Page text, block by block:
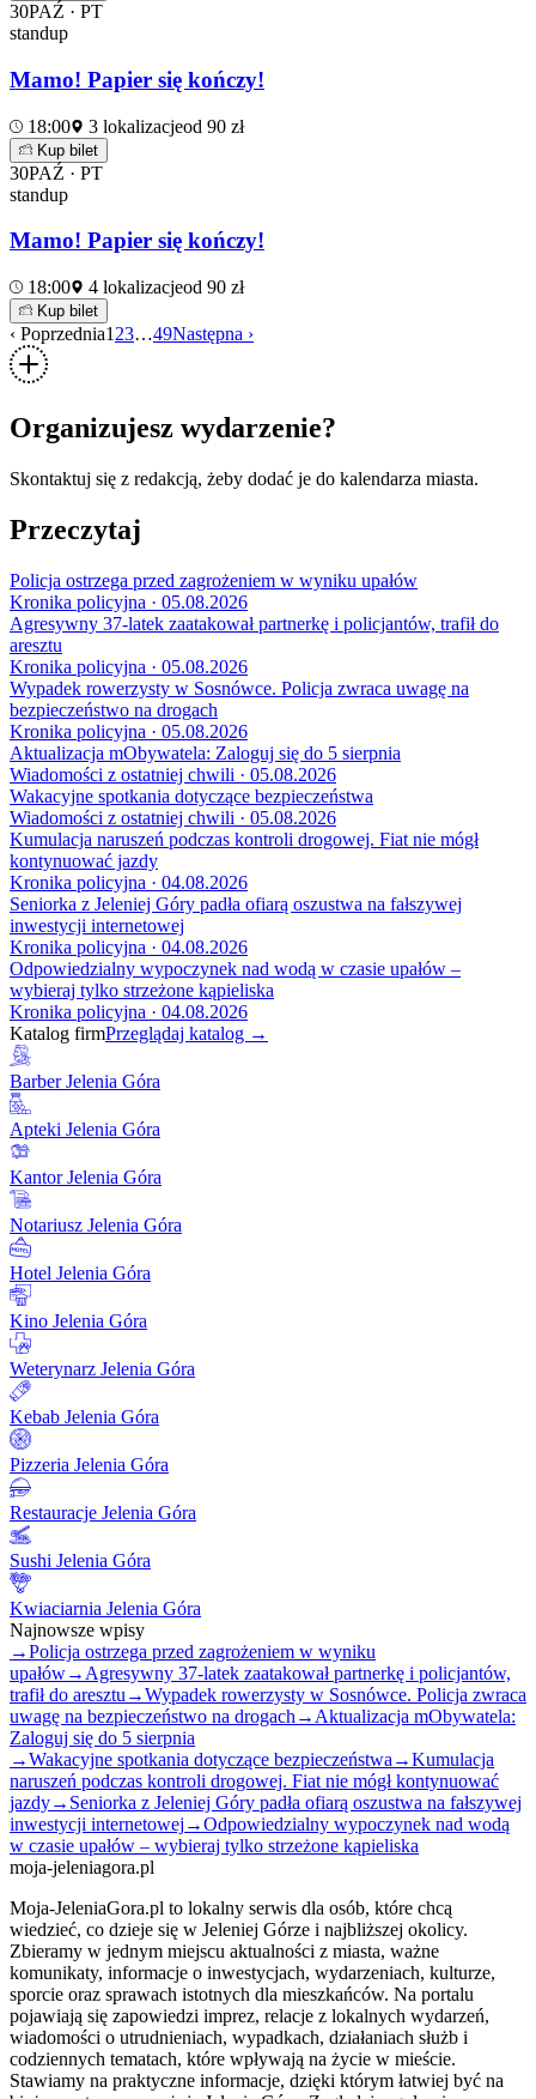
30PAŹ · PT
standup
Mamo! Papier się kończy!
18:00 3 lokalizacjeod 90 zł
Kup bilet
30PAŹ · PT
standup
Mamo! Papier się kończy!
18:00 4 lokalizacjeod 90 zł
Kup bilet
‹ Poprzednia1 23…49Następna ›
Organizujesz wydarzenie?
Skontaktuj się z redakcją, żeby dodać je do kalendarza miasta.
Przeczytaj
Policja ostrzega przed zagrożeniem w wyniku upałów
Kronika policyjna · 05.08.2026
Agresywny 37-latek zaatakował partnerkę i policjantów, trafił do
aresztu
Kronika policyjna · 05.08.2026
Wypadek rowerzysty w Sosnówce. Policja zwraca uwagę na
bezpieczeństwo na drogach
Kronika policyjna · 05.08.2026
Aktualizacja mObywatela: Zaloguj się do 5 sierpnia
Wiadomości z ostatniej chwili · 05.08.2026
Wakacyjne spotkania dotyczące bezpieczeństwa
Wiadomości z ostatniej chwili · 05.08.2026
Kumulacja naruszeń podczas kontroli drogowej. Fiat nie mógł
kontynuować jazdy
Kronika policyjna · 04.08.2026
Seniorka z Jeleniej Góry padła ofiarą oszustwa na fałszywej
inwestycji internetowej
Kronika policyjna · 04.08.2026
Odpowiedzialny wypoczynek nad wodą w czasie upałów –
wybieraj tylko strzeżone kąpieliska
Kronika policyjna · 04.08.2026
Katalog firmPrzeglądaj katalog →
Barber Jelenia Góra
Apteki Jelenia Góra
Kantor Jelenia Góra
Notariusz Jelenia Góra
Hotel Jelenia Góra
Kino Jelenia Góra
Weterynarz Jelenia Góra
Kebab Jelenia Góra
Pizzeria Jelenia Góra
Restauracje Jelenia Góra
Sushi Jelenia Góra
Kwiaciarnia Jelenia Góra
Najnowsze wpisy
→Policja ostrzega przed zagrożeniem w wyniku
upałów→ Agresywny 37-latek zaatakował partnerkę i policjantów,
trafił do aresztu →Wypadek rowerzysty w Sosnówce. Policja zwraca
uwagę na bezpieczeństwo na drogach → Aktualizacja mObywatela:
Zaloguj się do 5 sierpnia
→Wakacyjne spotkania dotyczące bezpieczeństwa →Kumulacja
naruszeń podczas kontroli drogowej. Fiat nie mógł kontynuować
jazdy→ Seniorka z Jeleniej Góry padła ofiarą oszustwa na fałszywej
inwestycji internetowej →Odpowiedzialny wypoczynek nad wodą
w czasie upałów – wybieraj tylko strzeżone kąpieliska
moja-jeleniagora.pl
Moja-JeleniaGora.pl to lokalny serwis dla osób, które chcą
wiedzieć, co dzieje się w Jeleniej Górze i najbliższej okolicy.
Zbieramy w jednym miejscu aktualności z miasta, ważne
komunikaty, informacje o inwestycjach, wydarzeniach, kulturze,
sporcie oraz sprawach istotnych dla mieszkańców. Na portalu
pojawiają się zapowiedzi imprez, relacje z lokalnych wydarzeń,
wiadomości o utrudnieniach, wypadkach, działaniach służb i
codziennych tematach, które wpływają na życie w mieście.
Stawiamy na praktyczne informacje, dzięki którym łatwiej być na